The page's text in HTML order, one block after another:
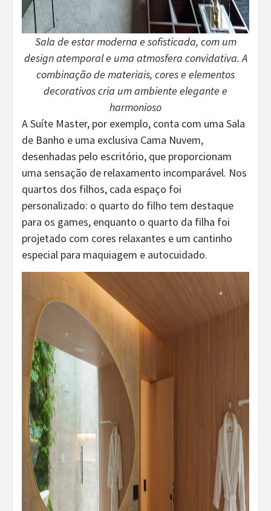
Sala de estar moderna e sofisticada, com um
design atemporal e uma atmosfera convidativa. A
combinação de materiais, cores e elementos
decorativos cria um ambiente elegante e
harmonioso
A Suíte Master, por exemplo, conta com uma Sala
de Banho e uma exclusiva Cama Nuvem,
desenhadas pelo escritório, que proporcionam
uma sensação de relaxamento incomparável. Nos
quartos dos filhos, cada espaço foi
personalizado: o quarto do filho tem destaque
para os games, enquanto o quarto da filha foi
projetado com cores relaxantes e um cantinho
especial para maquiagem e autocuidado.